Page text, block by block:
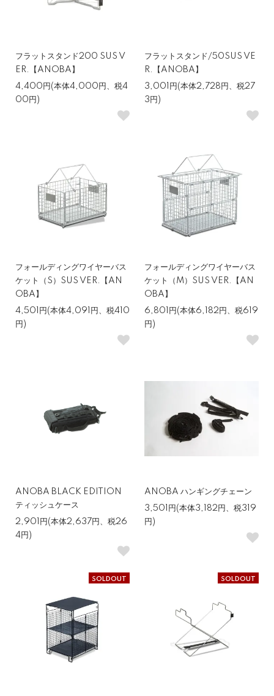
フラットスタンド200 SUS V
ER.【ANOBA】
4,400円(本体4,000円、税4
00円)
フラットスタンド/50SUS VE
R.【ANOBA】
3,001円(本体2,728円、税27
3円)
フォールディングワイヤーバス
ケット（S）SUS VER.【AN
OBA】
4,501円(本体4,091円、税410
円)
フォールディングワイヤーバス
ケット（M）SUS VER.【AN
OBA】
6,801円(本体6,182円、税619
円)
ANOBA BLACK EDITION
ティッシュケース
2,901円(本体2,637円、税26
4円)
ANOBA ハンギングチェーン
3,501円(本体3,182円、税319
円)
SOLDOUT SOLDOUT